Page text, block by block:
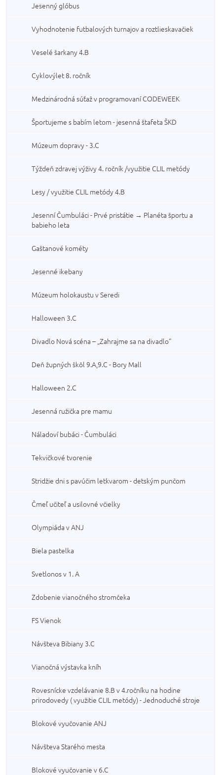
Jesenný glóbus
Vyhodnotenie futbalových turnajov a roztlieskavačiek
Veselé šarkany 4.B
Cyklovýlet 8. ročník
Medzinárodná súťaž v programovaní CODEWEEK
Športujeme s babím letom - jesenná štafeta ŠKD
Múzeum dopravy - 3.C
Týždeň zdravej výživy 4. ročník /využitie CLIL metódy
Lesy / využitie CLIL metódy 4.B
Jesenní Čumbuláci - Prvé pristátie → Planéta športu a
babieho leta
Gaštanové kométy
Jesenné ikebany
Múzeum holokaustu v Seredi
Halloween 3.C
Divadlo Nová scéna – „Zahrajme sa na divadlo“
Deň župných škôl 9.A,9.C - Bory Mall
Halloween 2.C
Jesenná ružička pre mamu
Náladoví bubáci - Čumbuláci
Tekvičkové tvorenie
Stridžie dni s pavúčim letkvarom - detským punčom
Čmeľ učiteľ a usilovné včielky
Olympiáda v ANJ
Biela pastelka
Svetlonos v 1. A
Zdobenie vianočného stromčeka
FS Vienok
Návšteva Bibiany 3.C
Vianočná výstavka kníh
Rovesnícke vzdelávanie 8.B v 4.ročníku na hodine
prirodovedy ( využitie CLIL metódy) - Jednoduché stroje
Blokové vyučovanie ANJ
Návšteva Starého mesta
Blokové vyučovanie v 6.C